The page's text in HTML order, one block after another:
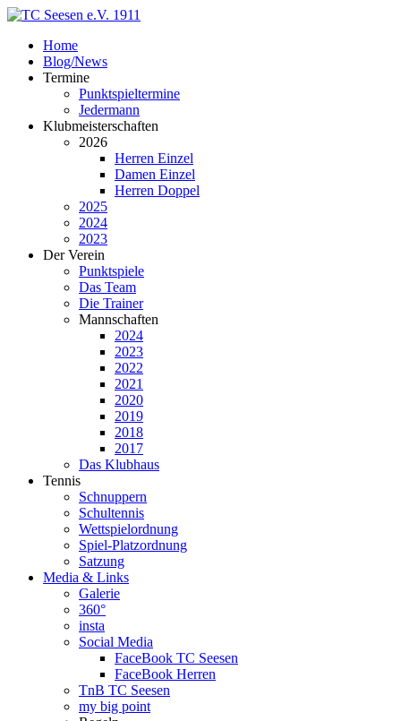
Home
Blog/News
Termine
Punktspieltermine
Jedermann
Klubmeisterschaften
2026
Herren Einzel
Damen Einzel
Herren Doppel
2025
2024
2023
Der Verein
Punktspiele
Das Team
Die Trainer
Mannschaften
2024
2023
2022
2021
2020
2019
2018
2017
Das Klubhaus
Tennis
Schnuppern
Schultennis
Wettspielordnung
Spiel-Platzordnung
Satzung
Media & Links
Galerie
360°
insta
Social Media
FaceBook TC Seesen
FaceBook Herren
TnB TC Seesen
my big point